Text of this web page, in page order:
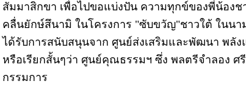
สัมมาสิกขา เพื่อไปขอแบ่งปัน ความทุกข์ของพี่น้องช
คลื่นยักษ์สึนามิ ในโครงการ "ซับขวัญ"ชาวใต้ ในน
ได้รับการสนับสนุนจาก ศูนย์ส่งเสริมและพัฒนา พลั
หรือเรียกสั้นๆว่า ศูนย์คุณธรรมฯ ซึ่ง พลตรีจำลอง ศรี
กรรมการ